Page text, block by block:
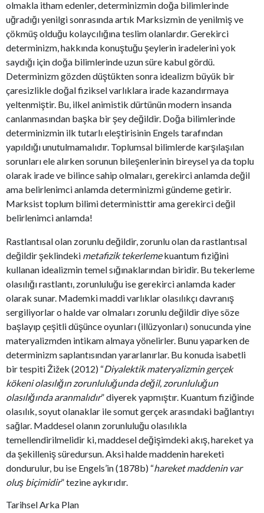
olmakla itham edenler, determinizmin doğa bilimlerinde
uğradığı yenilgi sonrasında artık Marksizmin de yenilmiş ve
çökmüş olduğu kolaycılığına teslim olanlardır. Gerekirci
determinizm, hakkında konuştuğu şeylerin iradelerini yok
saydığı için doğa bilimlerinde uzun süre kabul gördü.
Determinizm gözden düştükten sonra idealizm büyük bir
çaresizlikle doğal fiziksel varlıklara irade kazandırmaya
yeltenmiştir. Bu, ilkel animistik dürtünün modern insanda
canlanmasından başka bir şey değildir. Doğa bilimlerinde
determinizmin ilk tutarlı eleştirisinin Engels tarafından
yapıldığı unutulmamalıdır. Toplumsal bilimlerde karşılaşılan
sorunları ele alırken sorunun bileşenlerinin bireysel ya da toplu
olarak irade ve bilince sahip olmaları, gerekirci anlamda değil
ama belirlenimci anlamda determinizmi gündeme getirir.
Marksist toplum bilimi deterministtir ama gerekirci değil
belirlenimci anlamda!
Rastlantısal olan zorunlu değildir, zorunlu olan da rastlantısal
değildir şeklindeki metafizik tekerlemekuantum fiziğini
kullanan idealizmin temel sığınaklarından biridir. Bu tekerleme
olasılığı rastlantı, zorunluluğu ise gerekirci anlamda kader
olarak sunar. Mademki maddi varlıklar olasılıkçı davranış
sergiliyorlar o halde var olmaları zorunlu değildir diye söze
başlayıp çeşitli düşünce oyunları (illüzyonları) sonucunda yine
materyalizmden intikam almaya yönelirler. Bunu yaparken de
determinizm saplantısından yararlanırlar. Bu konuda isabetli
bir tespiti Žižek (2012) “Diyalektik materyalizmin gerçek
kökeni olasılığın zorunluluğunda değil, zorunluluğun
olasılığında aranmalıdır” diyerek yapmıştır. Kuantum fiziğinde
olasılık, soyut olanaklar ile somut gerçek arasındaki bağlantıyı
sağlar. Maddesel olanın zorunluluğu olasılıkla
temellendirilmelidir ki, maddesel değişimdeki akış, hareket ya
da şekilleniş süredursun. Aksi halde maddenin hareketi
dondurulur, bu ise Engels’in (1878b) “hareket maddenin var
oluş biçimidir” tezine aykırıdır.
Tarihsel Arka Plan